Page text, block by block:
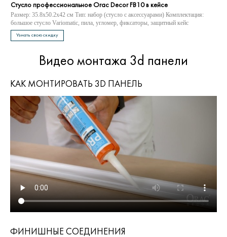
Стусло профессиональное Orac Decor FB10 в кейсе
Размер: 35.8x50.2x42 см Тип: набор (стусло с аксессуарами) Комплектация:
большое стусло Variomatic, пила, угломер, фиксаторы, защитный кейс
Узнать свою скидку
Видео монтажа 3d панели
КАК МОНТИРОВАТЬ 3D ПАНЕЛЬ
ФИНИШНЫЕ СОЕДИНЕНИЯ